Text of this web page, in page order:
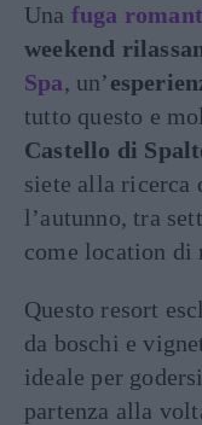
Una fuga
weekend
Spa, un’
tutto questo e
Castello di
siete alla ricerca
l’autunno, tra
come location
Questo resort
da boschi e
ideale per
partenza alla